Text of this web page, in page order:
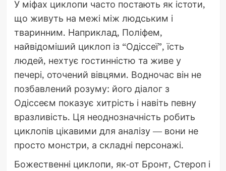
У міфах циклопи часто постають як істоти,
що живуть на межі між людським і
тваринним. Наприклад, Поліфем,
найвідоміший циклоп із “Одіссеї”, їсть
людей, нехтує гостинністю та живе у
печері, оточений вівцями. Водночас він не
позбавлений розуму: його діалог з
Одіссеєм показує хитрість і навіть певну
вразливість. Ця неоднозначність робить
циклопів цікавими для аналізу — вони не
просто монстри, а складні персонажі.
Божественні циклопи, як-от Бронт, Стероп і